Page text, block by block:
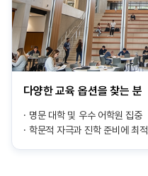
다양한 교육 옵션을 찾는 분
명문 대학 및 우수 어학원 집중
학문적 자극과 진학 준비에 최적